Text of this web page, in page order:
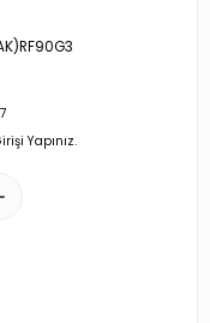
Yapınız.